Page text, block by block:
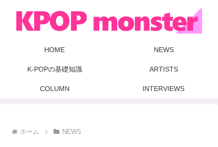
HOME NEWS
K-POPの基礎知識 ARTISTS
COLUMN INTERVIEWS
ホーム NEWS